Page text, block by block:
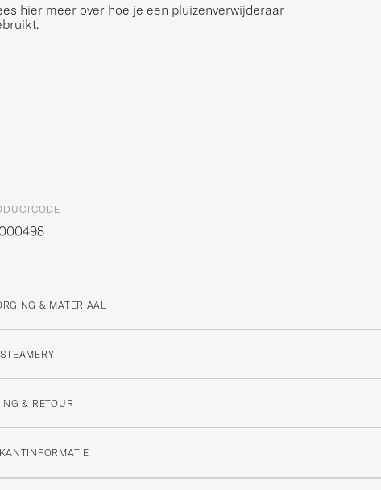
hier meer over hoe je een pluizenverwijderaar
& MATERIAAL
& RETOUR